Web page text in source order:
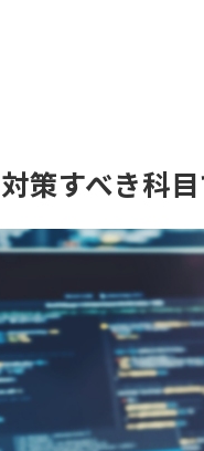
対策すべき科